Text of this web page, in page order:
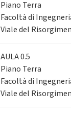
Piano Terra
Facoltà di
Viale del
AULA 0.5
Piano Terra
Facoltà di
Viale del